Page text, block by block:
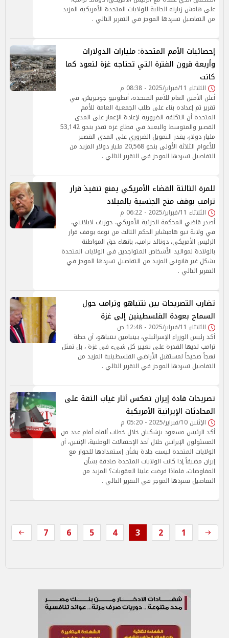
على هامش زيارته الحالية للولايات المتحدة الأمريكية المزيد
من التفاصيل تسردها الموجز في التقرير التالي .
إحصائيات الأمم المتحدة: مليارات الدولارات
وأربعة قرون الفترة التي تحتاجه غزة لتعود كما
كانت
الثلاثاء 11/فبراير/2025 - 08:38 م
أعلن الأمين العام للأمم المتحدة، أنطونيو جوتيريش، في
تقرير تم إعداده بناء على طلب الجمعية العامة للأمم
المتحدة أن التكلفة الضرورية لإعادة الإعمار على المدى
القصير والمتوسط والبعيد في قطاع غزة تقدر بنحو 53,142
مليار دولار، يقدر التمويل الضروري على المدى القصير
للأعوام الثلاثة الأولى بنحو 20,568 مليار دولار المزيد من
التفاصيل تسردها الموجز في التقرير التالي .
للمرة الثالثة القضاء الأمريكي يمنع تنفيذ قرار
ترامب بوقف منح الجنسية بالميلاد
الثلاثاء 11/فبراير/2025 - 06:22 م
أصدر قاضي المحكمة الجزئية الأمريكي، جوزيف لابلانتي،
في ولاية نيو هامبشاير الحكم الثالث من نوعه بوقف قرار
الرئيس الأمريكي، دونالد ترامب، بإنهاء حق المواطنة
بالولادة لمواليد الأشخاص المتواجدين في الولايات المتحدة
بشكل غير قانوني المزيد من التفاصيل تسردها الموجز في
التقرير التالي .
تضارب التصريحات بين نتنياهو وترامب حول
السماح بعودة الفلسطينين إلى غزة
الثلاثاء 11/فبراير/2025 - 12:48 ص
أكد رئيس الوزراء الإسرائيلي، بينيامين نتنياهو، أن خطة
ترامب لديها القدرة على تغيير كل شيء في غزة ، بل تمثل
نهجاً صحيحاً لمستقبل الأراضي الفلسطينية المزيد من
التفاصيل تسردها الموجز في التقرير التالي .
تصريحات قادة إيران تعكس أثار غياب الثقة على
المحادثات الإيرانية الأمريكية
الإثنين 10/فبراير/2025 - 05:20 م
أكد الرئيس مسعود بزشكیان خلال خطاب ألقاه أمام عدد من
المسئولون الإيرانين خلال أحد الإحتفالات الوطنية، الإثنين، أن
الولايات المتحدة ليست جادة بشأن إستعدادها للحوار مع
إيران مضيفاً إذا كانت الولايات المتحدة صادقة بشأن
المفاوضات، فلماذا فرضت علينا العقوبات؟ المزيد من
التفاصيل تسردها الموجز في التقرير التالي .
1
2
3
4
5
6
7